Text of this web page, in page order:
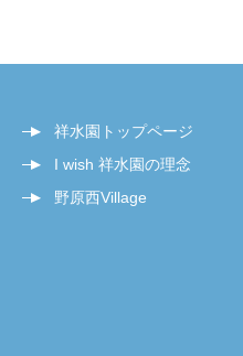
祥水園トップページ
I wish 祥水園の理念
野原西Village